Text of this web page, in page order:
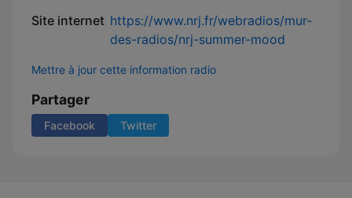
Site internet https://www.nrj.fr/webradios/mur-
des-radios/nrj-summer-mood
Mettre à jour cette information radio
Partager
Facebook Twitter